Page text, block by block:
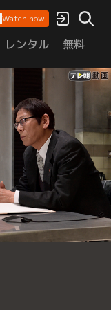
Watch now
レンタル 無料